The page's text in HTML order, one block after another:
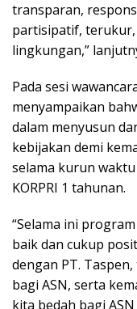
transparan,
partisipatif, terukur,
lingkungan,”
Pada sesi
menyampaikan
dalam menyusun
kebijakan demi
selama kurun
KORPRI 1 tahunan.
“Selama ini
baik dan cukup
dengan PT.
bagi ASN, serta
kita bedah bagi